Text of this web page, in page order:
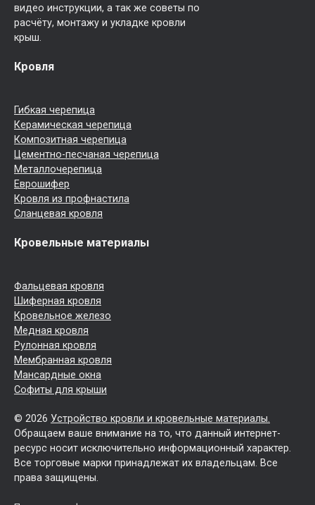
видео инструкции, а так же советы по
расчёту, монтажу и укладке кровли
крыш.
Кровля
Гибкая черепица
Керамическая черепица
Композитная черепица
Цементно-песчаная черепица
Металлочерепица
Еврошифер
Кровля из профнастила
Сланцевая кровля
Кровельные материалы
Фальцевая кровля
Шиферная кровля
Кровельное железо
Медная кровля
Рулонная кровля
Мембранная кровля
Мансардные окна
Софиты для крыши
© 2026 Устройство кровли и кровельные материалы.
Обращаем ваше внимание на то, что данный интернет-
ресурс носит исключительно информационный характер.
Все торговые марки принадлежат их владельцам. Все
права защищены.